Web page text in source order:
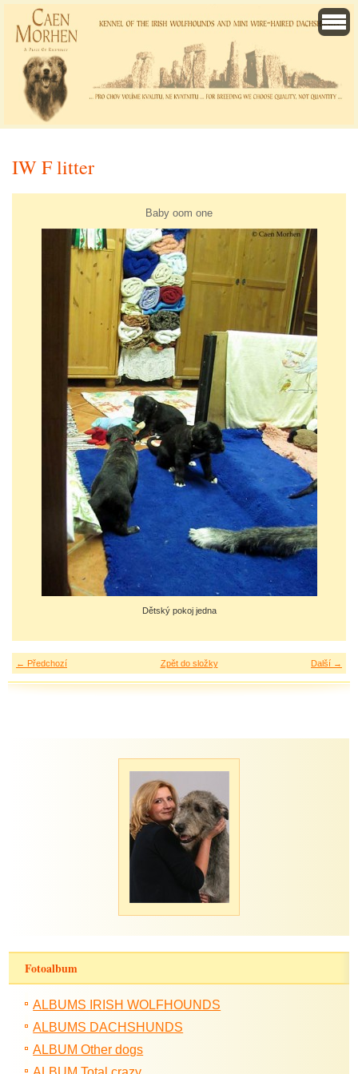
IW F litter
Baby oom one
Dětský pokoj jedna
← Předchozí Další →
Zpět do složky
Fotoalbum
ALBUMS IRISH WOLFHOUNDS
ALBUMS DACHSHUNDS
ALBUM Other dogs